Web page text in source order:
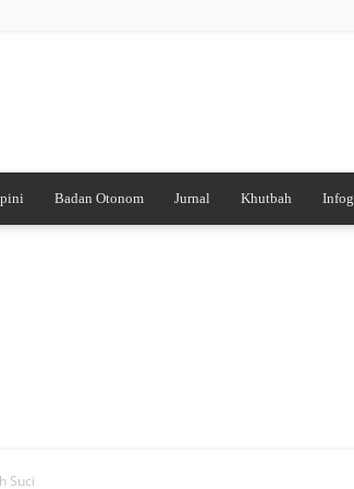
Badan Otonom Jurnal Khutbah
Suci